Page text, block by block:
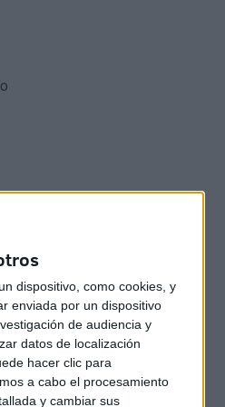
dispositivo, como cookies, y
enviada por un dispositivo
de audiencia y
datos de localización
hacer clic para
a cabo el procesamiento
y cambiar sus